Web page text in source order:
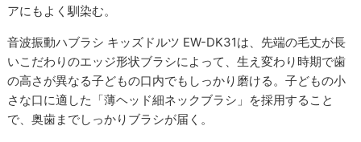
アにもよく馴染む。
音波振動ハブラシ キッズドルツ EW-DK31は、先端の毛丈が長
いこだわりのエッジ形状ブラシによって、生え変わり時期で歯
の高さが異なる子どもの口内でもしっかり磨ける。子どもの小
さな口に適した「薄ヘッド細ネックブラシ」を採用すること
で、奥歯までしっかりブラシが届く。